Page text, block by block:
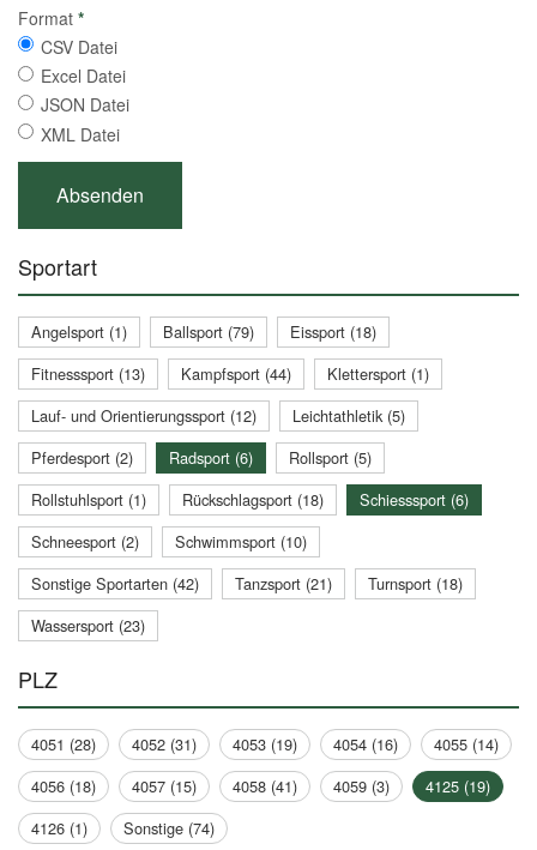
Format *
CSV Datei
Excel Datei
JSON Datei
XML Datei
Sportart
Angelsport (1) Ballsport (79)
Eissport (18)
Fitnesssport (13)
Kampfsport (44)
Klettersport (1)
Lauf- und Orientierungssport (12)
Leichtathletik (5)
Pferdesport (2)
Radsport (6)
Rollsport (5)
Rollstuhlsport (1)
Rückschlagsport (18)
Schiesssport (6)
Schneesport (2)
Schwimmsport (10)
Sonstige Sportarten (42)
Tanzsport (21)
Turnsport (18)
Wassersport (23)
PLZ
4051 (28) 4052 (31) 4053 (19) 4054 (16)
4055 (14)
4056 (18)
4057 (15) 4058 (41) 4059 (3)
4125 (19)
4126 (1)
Sonstige (74)